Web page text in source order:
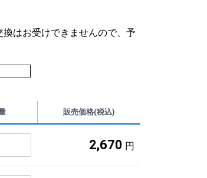
はお受けできませんので、予
販売価格(税込)
2,670 円